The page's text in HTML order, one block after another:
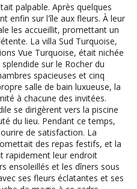
palpable. Après quelques
enfin sur l'île aux fleurs. À leur
les accueillit, promettant un
La villa Sud Turquoise,
Vue Turquoise, était nichée
sur le Rocher du
spacieuses et cinq
salle de bain luxueuse, la
à chacune des invitées.
se dirigèrent vers la piscine
du lieu. Pendant ce temps,
de satisfaction. La
des repas festifs, et la
rapidement leur endroit
ensoleillés et les dîners sous
ses fleurs éclatantes et ses